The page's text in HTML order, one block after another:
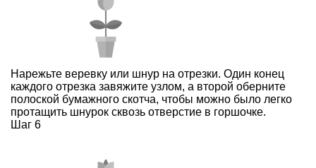
Нарежьте веревку или шнур на отрезки. Один конец
каждого отрезка завяжите узлом, а второй оберните
полоской бумажного скотча, чтобы можно было легко
протащить шнурок сквозь отверстие в горшочке.
Шаг 6